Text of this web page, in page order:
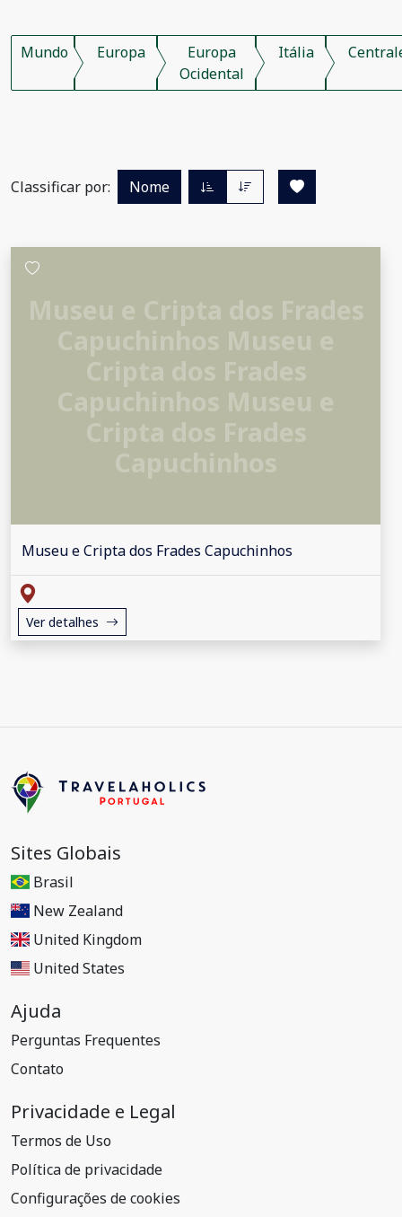
Mundo Europa
Europa
Ocidental
Itália
Classificar por: Nome
Museu e Cripta dos Frades Capuchinhos
Ver detalhes
Sites Globais
Brasil
New Zealand
United Kingdom
United States
Ajuda
Perguntas Frequentes
Contato
Privacidade e Legal
Termos de Uso
Política de privacidade
Configurações de cookies